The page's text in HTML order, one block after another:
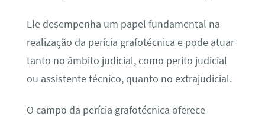
Ele desempenha um papel fundamental na
realização da perícia grafotécnica e pode atuar
tanto no âmbito judicial, como perito judicial
ou assistente técnico, quanto no extrajudicial.
O campo da perícia grafotécnica oferece